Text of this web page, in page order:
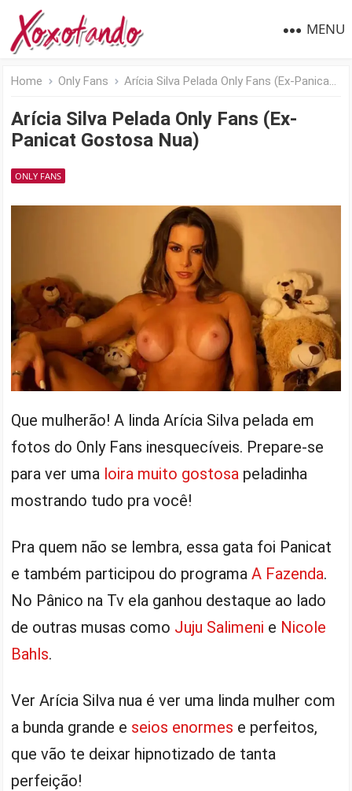
MENU
Home Only Fans Arícia Silva Pelada Only Fans (Ex-Panicat Gostosa Nua)
Arícia Silva Pelada Only Fans (Ex-
Panicat Gostosa Nua)
ONLY FANS
Que mulherão! A linda Arícia Silva pelada em
fotos do Only Fans inesquecíveis. Prepare-se
para ver uma loira muito gostosa peladinha
mostrando tudo pra você!
Pra quem não se lembra, essa gata foi Panicat
e também participou do programaA Fazenda.
No Pânico na Tv ela ganhou destaque ao lado
de outras musas como Juju Salimeni e Nicole
Bahls.
Ver Arícia Silva nua é ver uma linda mulher com
a bunda grande e seios enormes e perfeitos,
que vão te deixar hipnotizado de tanta
perfeição!